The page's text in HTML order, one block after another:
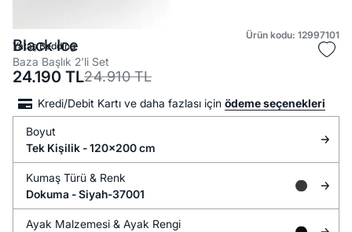
Ürün kodu: 12997101
Yataş Bedding
Black Ice
Baza Başlık 2'li Set
24.910 TL
24.190 TL
Kredi/Debit Kartı ve daha fazlası için ödeme seçenekleri
Boyut
Tek Kişilik - 120x200 cm
Kumaş Türü & Renk
Dokuma -Siyah-37001
Ayak Malzemesi & Ayak Rengi